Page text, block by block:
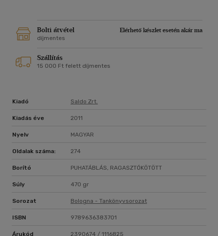
Bolti átvétel
Elérhető készlet esetén akár ma
díjmentes
Szállítás
15 000 Ft felett díjmentes
Kiadó Saldo Zrt.
Kiadás éve 2011
Nyelv MAGYAR
Oldalak száma: 274
Borító PUHATÁBLÁS, RAGASZTÓKÖTÖTT
Súly 470 gr
Sorozat Bologna - Tankönyvsorozat
ISBN 9789636383701
Árukód 2390674 / 1116825